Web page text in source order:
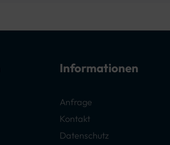
Informationen
Anfrage
Kontakt
Datenschutz